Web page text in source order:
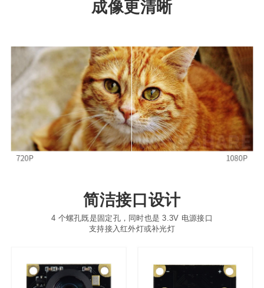
成像更清晰
简洁接口设计
4 个螺孔既是固定孔，同时也是 3.3V 电源接口
支持接入红外灯或补光灯